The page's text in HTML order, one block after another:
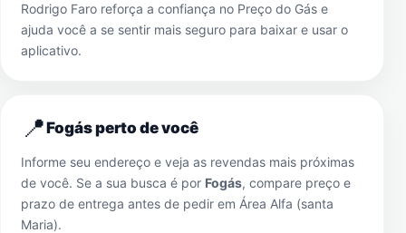
Rodrigo Faro reforça a confiança no Preço do Gás e
ajuda você a se sentir mais seguro para baixar e usar o
aplicativo.
📍Fogás perto de você
Informe seu endereço e veja as revendas mais próximas
de você. Se a sua busca é por Fogás, compare preço e
prazo de entrega antes de pedir em Área Alfa (santa
Maria).